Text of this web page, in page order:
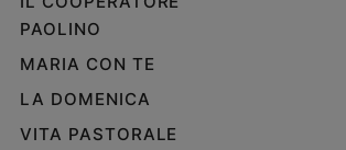
Video
Privacy
PAOLINO
MARIA CON TE
LA DOMENICA
VITA PASTORALE